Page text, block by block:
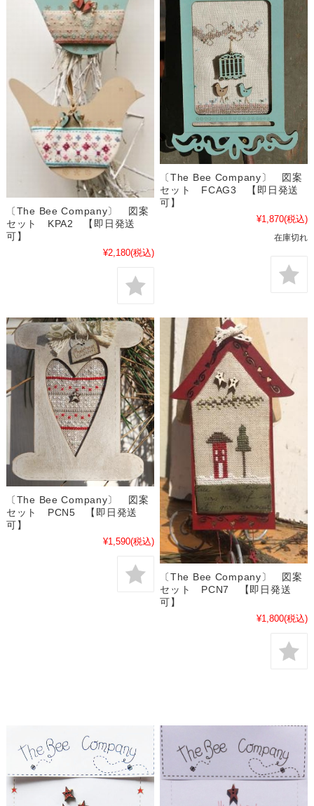
〔The Bee Company〕 図案
セット KPA2 【即日発送
可】
¥2,180(税込)
〔The Bee Company〕 図案
セット FCAG3 【即日発送
可】
¥1,870(税込)
在庫切れ
〔The Bee Company〕 図案
セット PCN5 【即日発送
可】
¥1,590(税込)
〔The Bee Company〕 図案
セット PCN7 【即日発送
可】
¥1,800(税込)